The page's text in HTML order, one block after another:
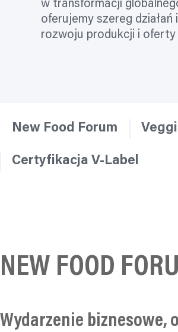
w transformacji
oferujemy szereg
rozwoju produkcji i oferty
New Food Forum
Certyfikacja V-Label
NEW FOOD
Wydarzenie biznesowe,